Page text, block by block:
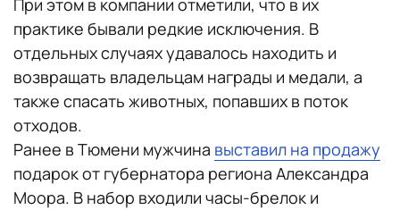
При этом в компании отметили, что в их
практике бывали редкие исключения. В
отдельных случаях удавалось находить и
возвращать владельцам награды и медали, а
также спасать животных, попавших в поток
отходов.
Ранее в Тюмени мужчина выставил на продажу
подарок от губернатора региона Александра
Моора. В набор входили часы-брелок и